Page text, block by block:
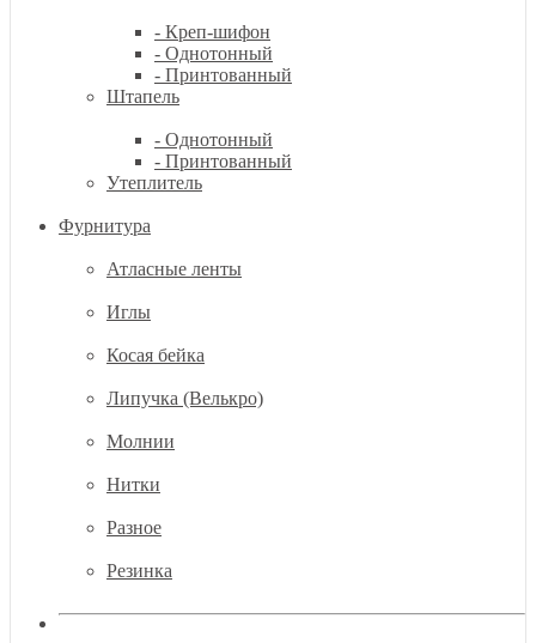
- Креп-шифон
- Однотонный
- Принтованный
Штапель
- Однотонный
- Принтованный
Утеплитель
Фурнитура
Атласные ленты
Иглы
Косая бейка
Липучка (Велькро)
Молнии
Нитки
Разное
Резинка